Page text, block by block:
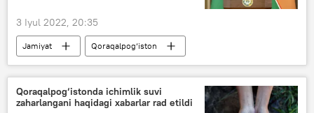
3 Iyul 2022, 20:35
Jamiyat
Qoraqalpog‘iston
Nukus
Shavkat Mirziyoyev
Qoraqalpog‘istonda ichimlik suvi
zaharlangani haqidagi xabarlar rad etildi